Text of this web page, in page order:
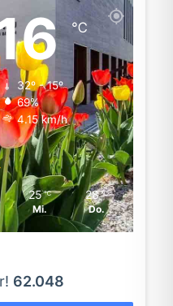
℃
32º - 15º
69%
4.15 km/h
25 ℃
Mi.
28 ℃
Do.
62.048